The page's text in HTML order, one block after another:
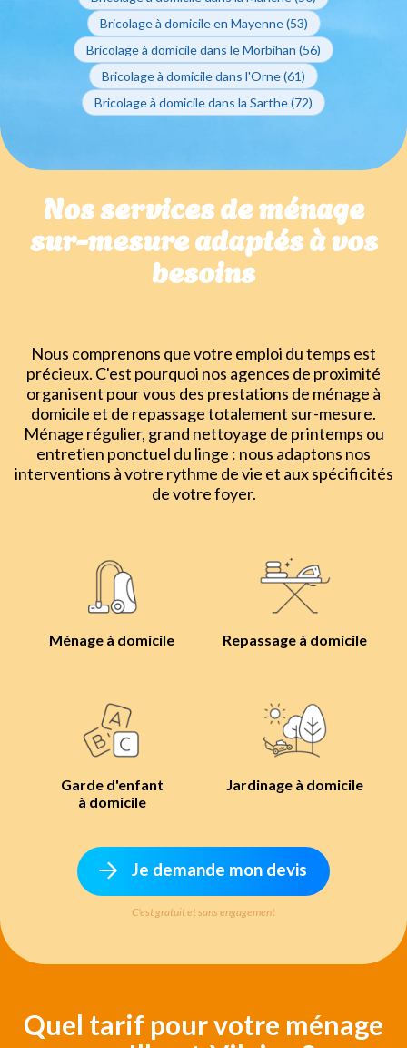
Bricolage à domicile en Mayenne (53)
Bricolage à domicile dans le Morbihan (56)
Bricolage à domicile dans l'Orne (61)
Bricolage à domicile dans la Sarthe (72)
Nos services de ménage
sur-mesure adaptés à vos
besoins
Nous comprenons que votre emploi du temps est
précieux. C'est pourquoi nos agences de proximité
organisent pour vous des prestations de ménage à
domicile et de repassage totalement sur-mesure.
Ménage régulier, grand nettoyage de printemps ou
entretien ponctuel du linge : nous adaptons nos
interventions à votre rythme de vie et aux spécificités
de votre foyer.
Ménage à domicile Repassage à domicile
Garde d'enfant
à domicile
Jardinage à domicile
Je demande mon devis
C'est gratuit et sans engagement
Quel tarif pour votre ménage